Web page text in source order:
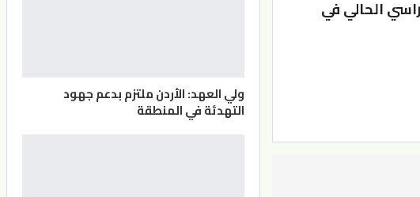
الحالي في
ولي العهد: الأردن ملتزم بدعم جهود
التهدئة في المنطقة